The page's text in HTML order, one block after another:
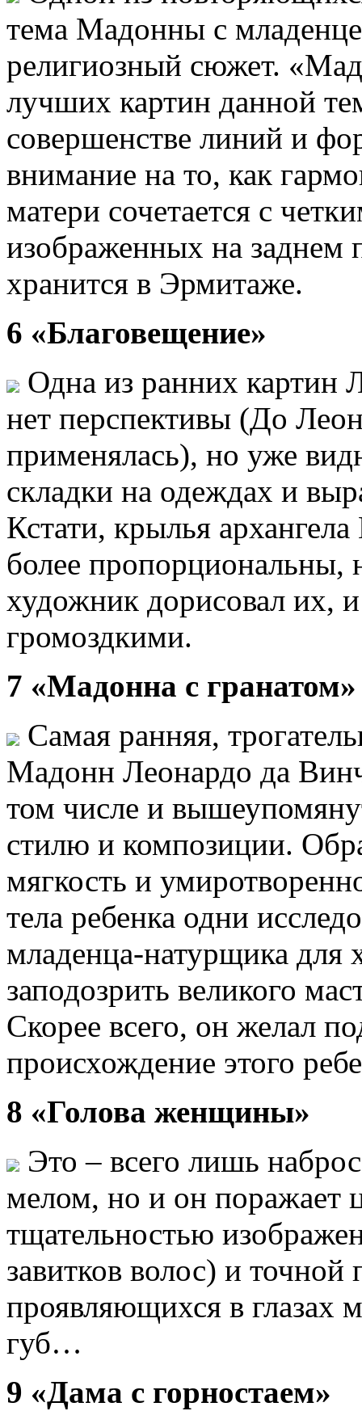
тема Мадонны с
религиозный сюжет.
лучших картин данной
совершенстве линий и
внимание на то, как
матери сочетается с
изображенных на заднем
хранится в Эрмитаже.
6 «Благовещение»
Одна из ранних картин
нет перспективы (До
применялась), но уже
складки на одеждах и
Кстати, крылья
более пропорциональны,
художник дорисовал их,
громоздкими.
7 «Мадонна с гранатом»
Самая ранняя,
Мадонн Леонардо да
том числе и
стилю и композиции.
мягкость и
тела ребенка одни
младенца-натурщика для
заподозрить великого
Скорее всего, он желал
происхождение этого
8 «Голова женщины»
Это – всего лишь
мелом, но и он поражает
тщательностью
завитков волос) и точной
проявляющихся в глазах
губ…
9 «Дама с горностаем»